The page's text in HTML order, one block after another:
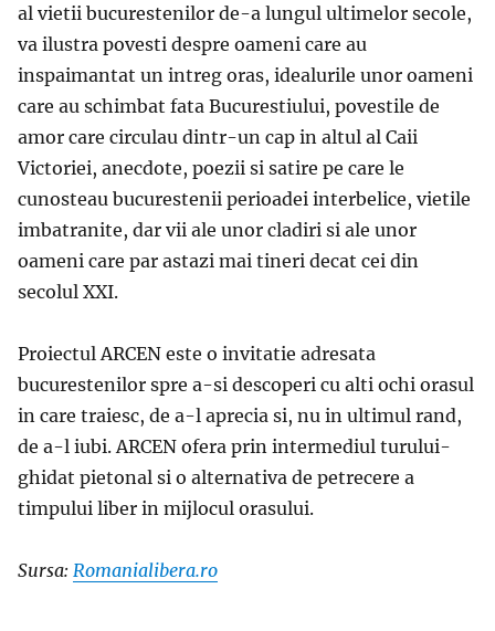
al vietii bucurestenilor de-a lungul ultimelor secole,
va ilustra povesti despre oameni care au
inspaimantat un intreg oras, idealurile unor oameni
care au schimbat fata Bucurestiului, povestile de
amor care circulau dintr-un cap in altul al Caii
Victoriei, anecdote, poezii si satire pe care le
cunosteau bucurestenii perioadei interbelice, vietile
imbatranite, dar vii ale unor cladiri si ale unor
oameni care par astazi mai tineri decat cei din
secolul XXI.
Proiectul ARCEN este o invitatie adresata
bucurestenilor spre a-si descoperi cu alti ochi orasul
in care traiesc, de a-l aprecia si, nu in ultimul rand,
de a-l iubi. ARCEN ofera prin intermediul turului-
ghidat pietonal si o alternativa de petrecere a
timpului liber in mijlocul orasului.
Sursa: Romanialibera.ro